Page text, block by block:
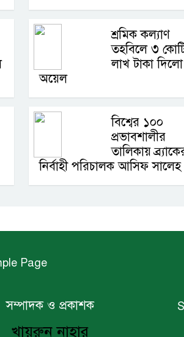
শ্রমিক কল্যাণ
তহবিলে ৩
লাখ টাকা দিলো
অয়েল
বিশ্বের ১০০
প্রভাবশালীর
তালিকায়
নির্বাহী পরিচালক আসিফ সালেহ
Page
সম্পাদক ও প্রকাশক
খায়রুন নাহার